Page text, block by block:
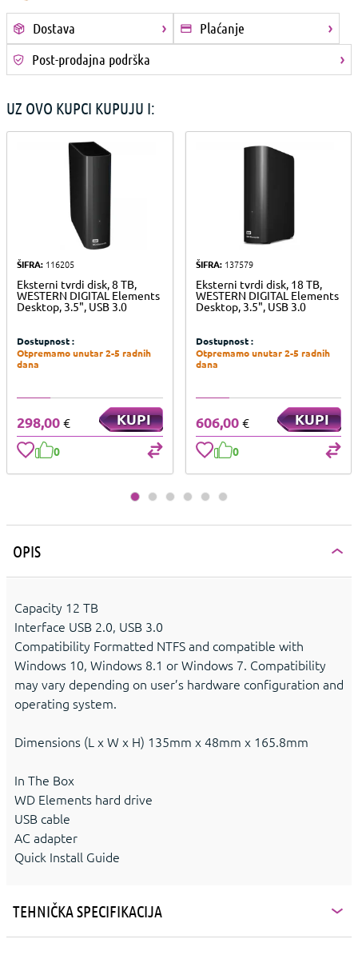
Dostava
Plaćanje
Post-prodajna podrška
UZ OVO KUPCI KUPUJU I:
ŠIFRA: 116205
Eksterni tvrdi disk, 8 TB,
WESTERN DIGITAL Elements
Desktop, 3.5", USB 3.0
Dostupnost :
Otpremamo unutar 2-5 radnih
dana
298,00€ KUPI
0
ŠIFRA:137579
Eksterni tvrdi disk, 18 TB,
WESTERN DIGITAL Elements
Desktop, 3.5", USB 3.0
Dostupnost :
Otpremamo unutar 2-5 radnih
dana
606,00 € KUPI
0
OPIS
Capacity 12 TB
Interface USB 2.0, USB 3.0
Compatibility Formatted NTFS and compatible with
Windows 10, Windows 8.1 or Windows 7. Compatibility
may vary depending on user’s hardware configuration and
operating system.
Dimensions (L x W x H) 135mm x 48mm x 165.8mm
In The Box
WD Elements hard drive
USB cable
AC adapter
Quick Install Guide
TEHNIČKA SPECIFIKACIJA